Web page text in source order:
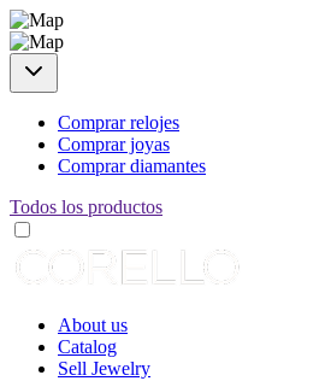
Comprar relojes
Comprar joyas
Comprar diamantes
Todos los productos
About us
Catalog
Sell Jewelry